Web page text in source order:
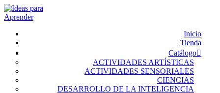
Inicio
Tienda
Catálogo
ACTIVIDADES ARTÍSTICAS
ACTIVIDADES SENSORIALES
CIENCIAS
DESARROLLO DE LA INTELIGENCIA